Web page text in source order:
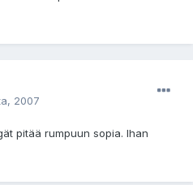
2007
pitää rumpuun sopia. Ihan